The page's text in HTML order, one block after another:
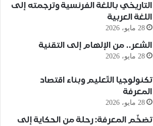
التاريخي باللغة الفرنسية وترجمته إلى
اللغة العربية
28 مايو، 2026
الشعر.. من الإلهام إلى التقنية
28 مايو، 2026
تكنولوجيا التّعليم وبناء اقتصاد
المعرفة
28 مايو، 2026
تضخّم المعرفة: رحلة من الحكاية إلى